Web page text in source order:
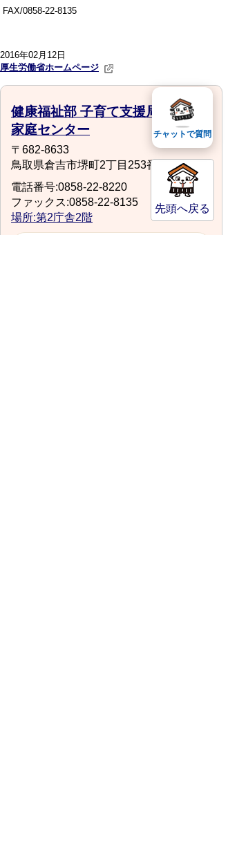
FAX/0858-22-8135
2016年02月12日
厚生労働省ホームページ
健康福祉部 子育て支援局 こども
家庭センター
〒682-8633
鳥取県倉吉市堺町2丁目253番地1
電話番号:0858-22-8220
ファックス:0858-22-8135
場所:第2庁舎2階
先頭へ戻る
チャットで質問